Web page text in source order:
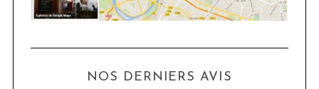
NOS DERNIERS AVIS